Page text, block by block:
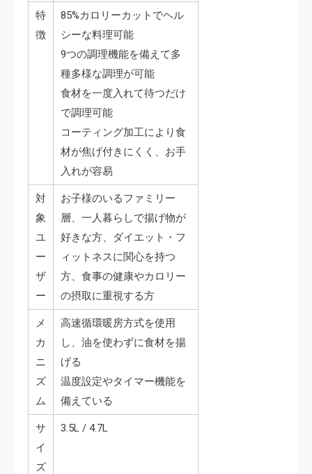
特
徴
85%カロリーカットでヘル
シーな料理可能
9つの調理機能を備えて多
種多様な調理が可能
食材を一度入れて待つだけ
で調理可能
コーティング加工により食
材が焦げ付きにくく、お手
入れが容易
対
象
ユ
ー
ザ
ー
お子様のいるファミリー
層、一人暮らしで揚げ物が
好きな方、ダイエット・フ
ィットネスに関心を持つ
方、食事の健康やカロリー
の摂取に重視する方
メ
カ
ニ
ズ
ム
高速循環暖房方式を使用
し、油を使わずに食材を揚
げる
温度設定やタイマー機能を
備えている
サ
イ
ズ
3.5L / 4.7L